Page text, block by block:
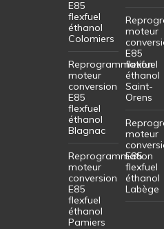
E85
flexfuel
éthanol
Colomiers
Reprogrammation
moteur
conversion
E85
flexfuel
éthanol
Blagnac
Reprogrammation
moteur
conversion
E85
flexfuel
éthanol
Pamiers
moteur
E85
flexfuel
éthanol
Saint-
Orens
moteur
E85
flexfuel
éthanol
Labège